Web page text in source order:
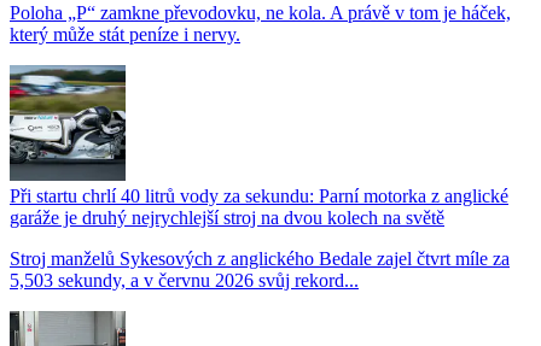
Poloha „P“ zamkne převodovku, ne kola. A právě v tom je háček,
který může stát peníze i nervy.
Při startu chrlí 40 litrů vody za sekundu: Parní motorka z anglické
garáže je druhý nejrychlejší stroj na dvou kolech na světě
Stroj manželů Sykesových z anglického Bedale zajel čtvrt míle za
5,503 sekundy, a v červnu 2026 svůj rekord...